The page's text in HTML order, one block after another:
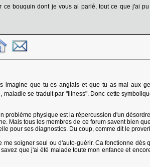
bouquin dont je vous ai parlé, tout ce que j'ai
imagine que tu es anglais et que tu as mal aux
maladie se traduit par "illness". Donc cette
problème physique est la répercussion d'un
Mais tous les membres de ce forum savent bien
pour ses diagnostics. Du coup, comme dit le
soigner seul ou d'auto-guérir. Ca fonctionne
que j'ai été malade toute mon enfance et